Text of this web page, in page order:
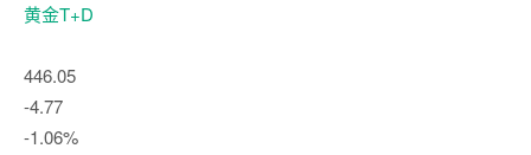
黄金T+D
446.05
-4.77
-1.06%